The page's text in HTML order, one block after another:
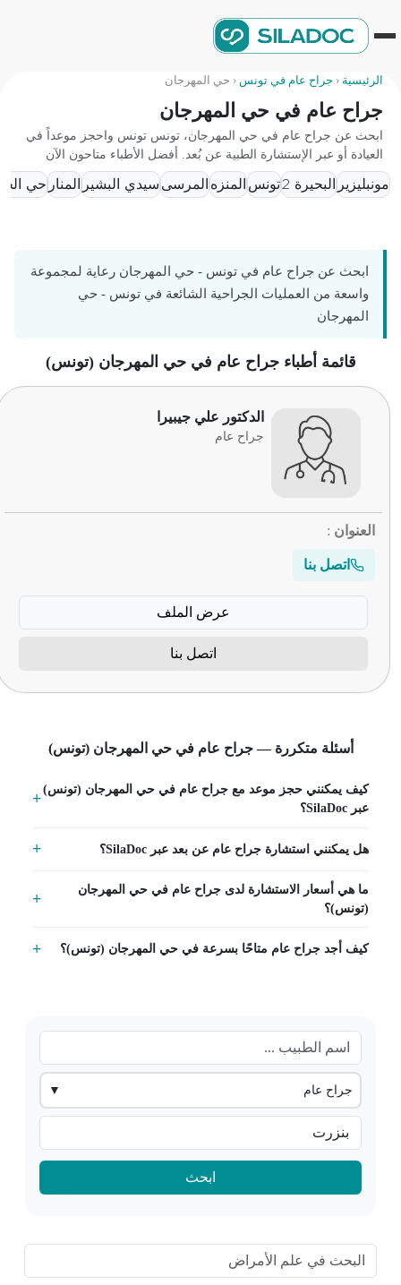
الرئيسية‹جراح عام في تونس‹حي المهرجان
جراح عام في حي المهرجان
ابحث عن جراح عام في حي المهرجان، تونس تونس واحجز موعداً في
العيادة أو عبر الإستشارة الطبية عن بُعد. أفضل الأطباء متاحون الآن
مونبليزير البحيرة 2 تونسالمنزه المرسىسيدي البشيرالمنارحي
جراح عام
ابحث
ابحث عن جراح عام في تونس - حي المهرجان رعاية لمجموعة
واسعة من العمليات الجراحية الشائعة في تونس - حي
المهرجان
قائمة أطباء جراح عام في حي المهرجان (تونس)
الدكتور علي جيبيرا
جراح عام
العنوان :
اتصل بنا
عرض الملف
اتصل بنا
أسئلة متكررة — جراح عام في حي المهرجان (تونس)
كيف يمكنني حجز موعد مع جراح عام في حي المهرجان (تونس)
عبر SilaDoc؟
هل يمكنني استشارة جراح عام عن بعد عبر SilaDoc؟
ما هي أسعار الاستشارة لدى جراح عام في حي المهرجان
(تونس)؟
كيف أجد جراح عام متاحًا بسرعة في حي المهرجان (تونس)؟